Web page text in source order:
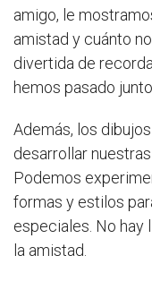
amigo, le
amistad y cuánto
divertida de
hemos pasado
Además, los
desarrollar
Podemos
formas y estilos
especiales. No hay
la amistad.